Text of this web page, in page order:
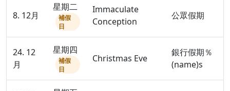
8. 12月
星期二
補假
日
Immaculate
Conception
公眾假期
24. 12
月
星期四
補假
日
Christmas Eve
銀行假期％
(name)s